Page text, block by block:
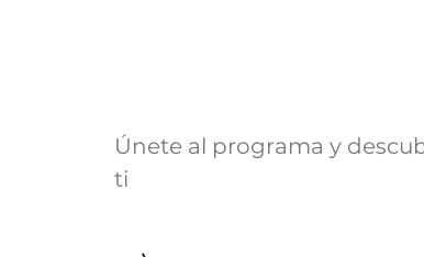
Únete al programa y
ti